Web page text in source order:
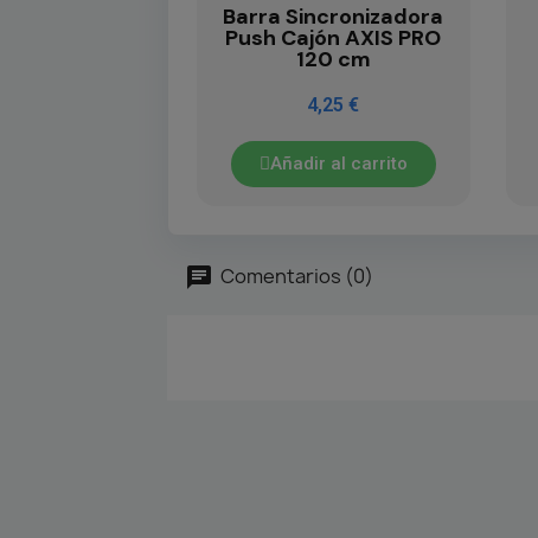
Barra Sincronizadora
Push Cajón AXIS PRO
120 cm
4,25 €
Añadir al carrito
Comentarios (0)